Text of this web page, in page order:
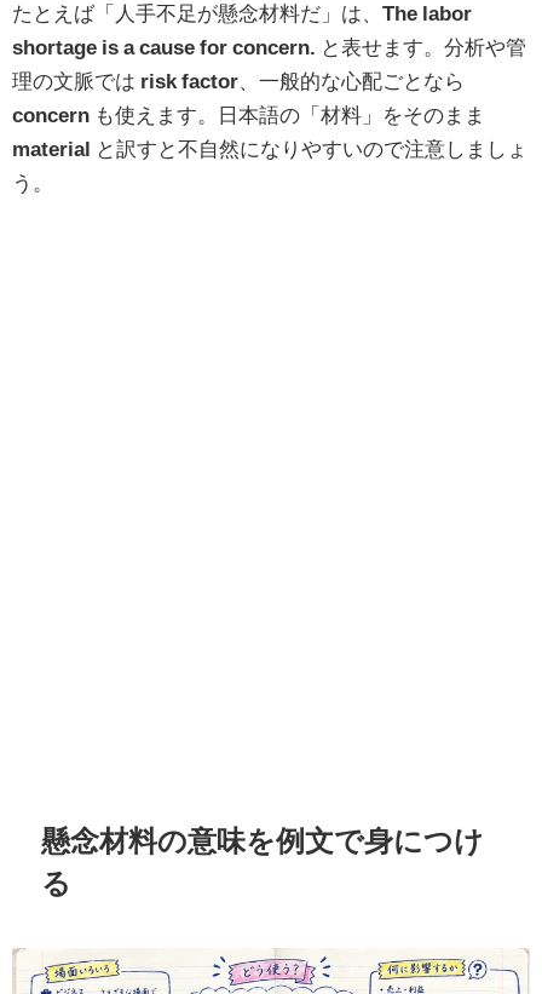
たとえば「人手不足が懸念材料だ」は、 The labor
shortage is a cause for concern.
と表せます。分析や管
理の文脈では risk factor 、一般的な心配ごとなら
concern も使えます。日本語の「材料」をそのまま
material と訳すと不自然になりやすいので注意しましょ
う。
懸念材料の意味を例文で身につけ
る